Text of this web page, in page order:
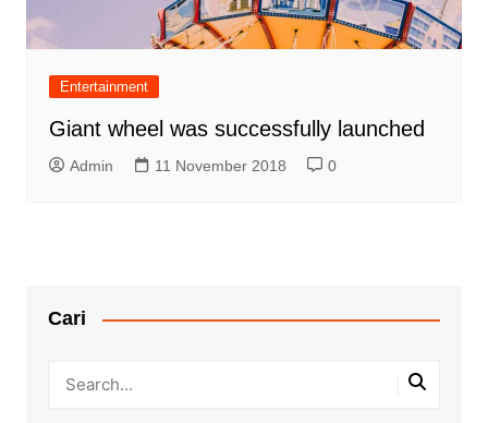
Entertainment
Giant wheel was successfully launched
Admin 11 November 2018 0
Cari